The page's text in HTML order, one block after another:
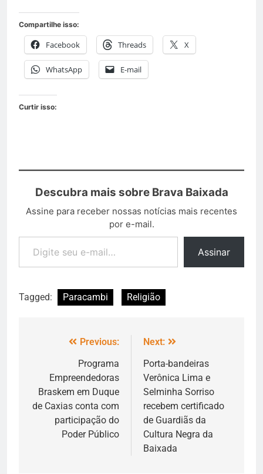
Compartilhe isso:
Facebook Threads X
WhatsApp E-mail
Curtir isso:
Descubra mais sobre Brava Baixada
Assine para receber nossas notícias mais recentes
por e-mail.
Assinar
Tagged: Paracambi Religião
Previous:
Programa
Empreendedoras
Braskem em Duque
de Caxias conta com
participação do
Poder Público
Next:
Porta-bandeiras
Verônica Lima e
Selminha Sorriso
recebem certificado
de Guardiãs da
Cultura Negra da
Baixada